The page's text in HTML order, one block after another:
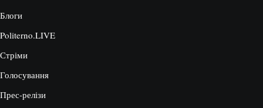
Блоги
Politerno.LIVE
Стріми
Голосування
Прес-релізи